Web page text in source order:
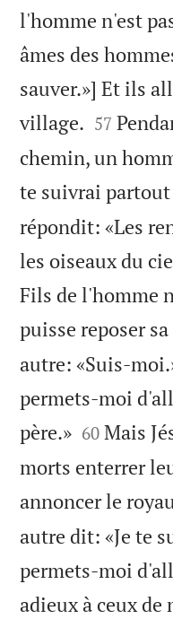
l'homme n'est
âmes des
sauver.»] Et ils
village. 

57
chemin, un
te suivrai
répondit: «Les
les oiseaux du
Fils de l'homme
puisse reposer
autre: «Suis-
permets-moi
père.»
60 Mais
morts enterrer
annoncer le
autre dit: «Je te
permets-moi
adieux à ceux de